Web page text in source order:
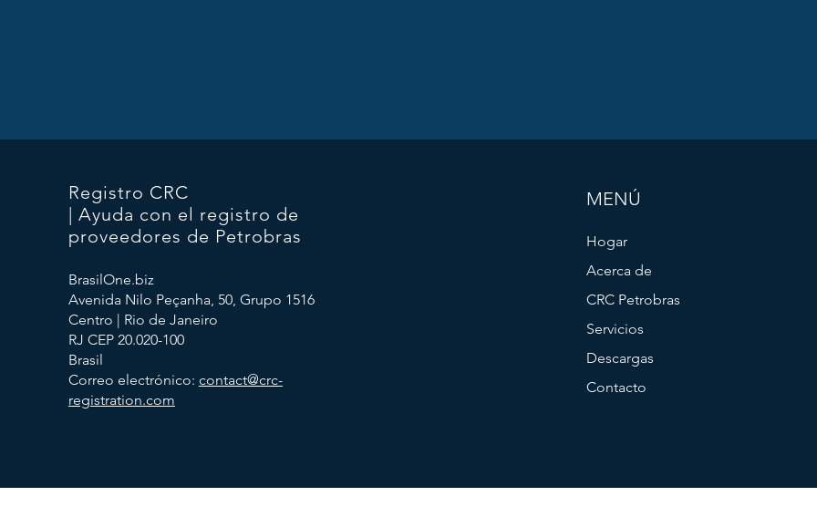
Registro CRC
| Ayuda con el registro de
proveedores de Petrobras
BrasilOne.biz
Avenida Nilo Peçanha, 50, Grupo 1516
Centro | Rio de Janeiro
RJ CEP 20.020-100
Brasil
Correo electrónico: contact@crc-
registration.com
MENÚ
Hogar
Acerca de
CRC Petrobras
Servicios
Descargas
Contacto